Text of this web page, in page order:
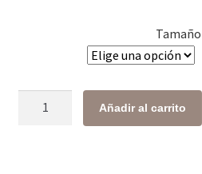
$ 118.00
hasta
$ 404.00
Tamaño
Añadir al carrito